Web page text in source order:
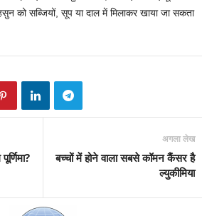
को सब्जियों, सूप या दाल में मिलाकर खाया जा सकता
अगला लेख
बच्चों में होने वाला सबसे कॉमन कैंसर है
ल्युकीमिया